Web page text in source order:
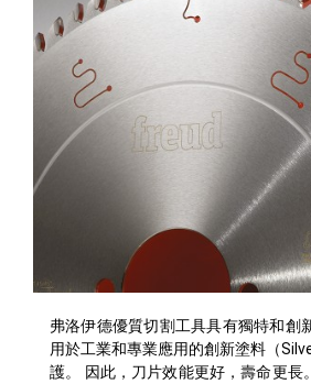
弗洛伊德優質切割工具具有獨特和創
用於工業和專業應用的創新塗料（
護。 因此，刀片效能更好，壽命更